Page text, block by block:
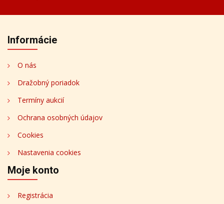
Informácie
O nás
Dražobný poriadok
Termíny aukcií
Ochrana osobných údajov
Cookies
Nastavenia cookies
Moje konto
Registrácia